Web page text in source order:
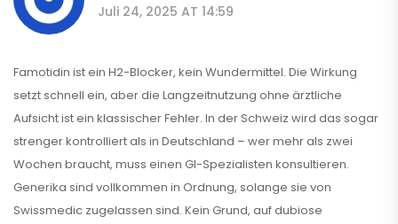
Juli 24, 2025 AT 14:59
Famotidin ist ein H2-Blocker, kein Wundermittel. Die Wirkung
setzt schnell ein, aber die Langzeitnutzung ohne ärztliche
Aufsicht ist ein klassischer Fehler. In der Schweiz wird das sogar
strenger kontrolliert als in Deutschland – wer mehr als zwei
Wochen braucht, muss einen GI-Spezialisten konsultieren.
Generika sind vollkommen in Ordnung, solange sie von
Swissmedic zugelassen sind. Kein Grund, auf dubiose